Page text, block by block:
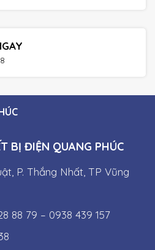
BỊ ĐIỆN QUANG PHÚC
P. Thắng Nhất, TP Vũng
88 79 – 0938 439 157